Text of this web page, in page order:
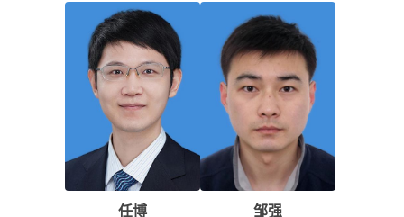
任博 邹强